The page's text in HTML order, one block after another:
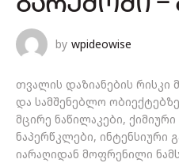
ᲒᲐᲠᲔᲛᲝᲨᲘ –
by wpideowise
თვალის დაზიანების რისკი
და სამშენებლო
მცირე ნაწილაკები,
ნაპერწკლები, ინტენსიური
იარაღიდან მოფრენილი